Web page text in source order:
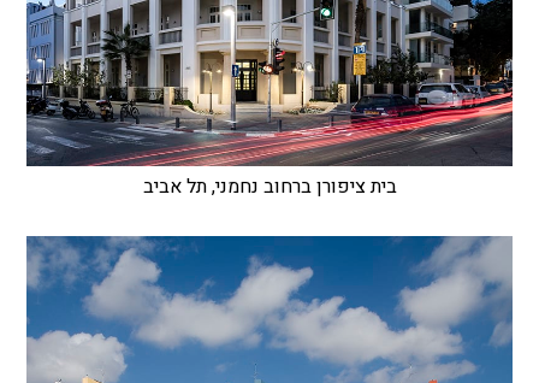
בית ציפורן ברחוב נחמני, תל אביב